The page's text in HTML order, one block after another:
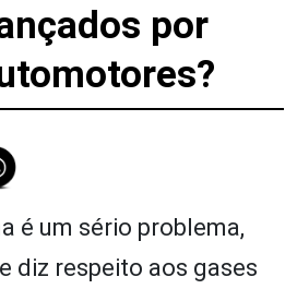
por
é um sério problema,
diz respeito aos gases